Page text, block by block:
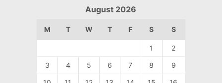
August 2026
M T W T F S S
1 2
3 4 5 6 7 8 9